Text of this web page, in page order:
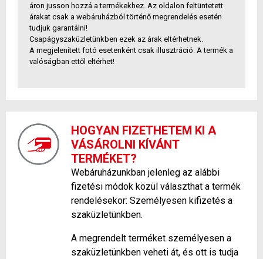
áron jusson hozzá a termékekhez. Az oldalon feltüntetett
árakat csak a webáruházból történő megrendelés esetén
tudjuk garantálni!
Csapágyszaküzletünkben ezek az árak eltérhetnek.
A megjelenített fotó esetenként csak illusztráció. A termék a
valóságban ettől eltérhet!
HOGYAN FIZETHETEM KI A
VÁSÁROLNI KÍVÁNT
TERMÉKET?
Webáruházunkban jelenleg az alábbi
fizetési módok közül választhat a termék
rendelésekor: Személyesen kifizetés a
szaküzletünkben.
A megrendelt terméket személyesen a
szaküzletünkben veheti át, és ott is tudja